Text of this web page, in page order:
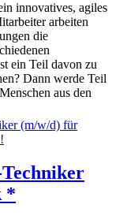
innovatives, agiles
arbeiten
die
ein Teil davon zu
Dann werde Teil
aus den
*